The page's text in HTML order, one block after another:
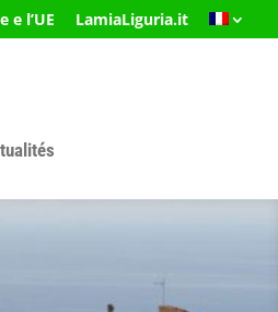
e l’UE LamiaLiguria.it